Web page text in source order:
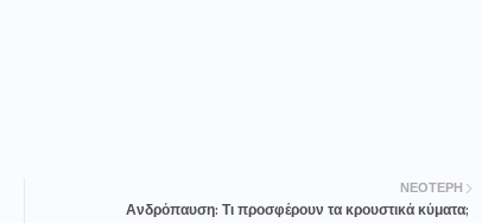
ΝΕΌΤΕΡΗ
Ανδρόπαυση: Τι προσφέρουν τα κρουστικά κύματα;